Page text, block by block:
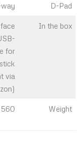
D-Pad
In the box
for
via
Weight
560 g